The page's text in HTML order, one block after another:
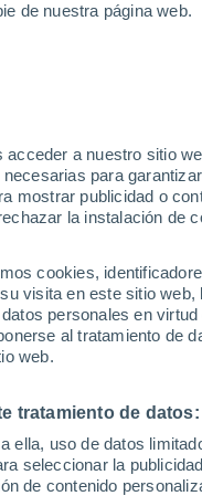
de nuestra página web.
a nuestro sitio
para
mostrar publicidad o
la instalación de
cookies,
visita en este sitio
personales en
al tratamiento de
web.
tratamiento de datos:
ella, uso de datos
seleccionar la
de contenido
El
37°
31°
45°
29°